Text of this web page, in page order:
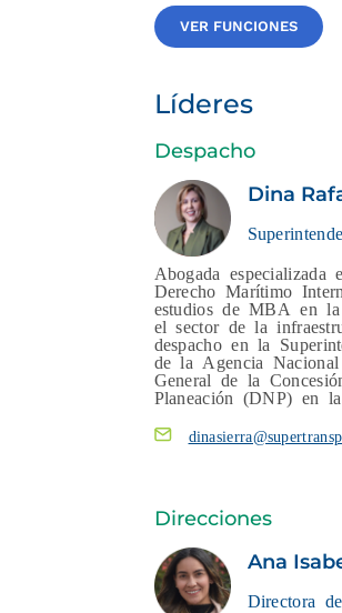
VER FUNCIONES
Líderes
Despacho
Dina
Abogada
Derecho Marítimo
estudios de MBA en
el sector de la
despacho en la
de la Agencia Nacional
General de la
Planeación (DNP) en
Direcciones
Ana
Directora